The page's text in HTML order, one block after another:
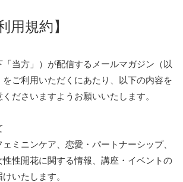
用規約】
当方」）が配信するメールマガジン（以
ご利用いただくにあたり、以下の内容を
ださいますようお願いいたします。
ミニンケア、恋愛・パートナーシップ、
性開花に関する情報、講座・イベントの
いたします。